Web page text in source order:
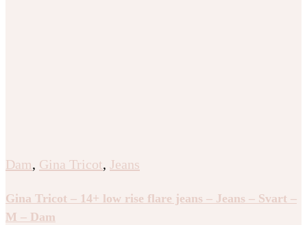
Dam, Gina Tricot, Jeans
Gina Tricot – 14+ low rise flare jeans – Jeans – Svart –
M – Dam